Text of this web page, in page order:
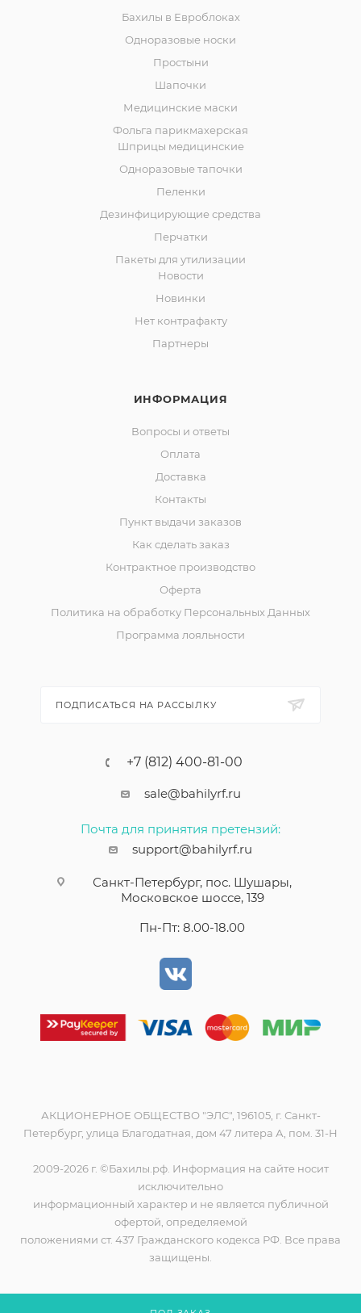
Бахилы в Евроблоках
Одноразовые носки
Простыни
Шапочки
Медицинские маски
Фольга парикмахерская
Шприцы медицинские
Одноразовые тапочки
Пеленки
Дезинфицирующие средства
Перчатки
Пакеты для утилизации
Новости
Новинки
Нет контрафакту
Партнеры
ИНФОРМАЦИЯ
Вопросы и ответы
Оплата
Доставка
Контакты
Пункт выдачи заказов
Как сделать заказ
Контрактное производство
Оферта
Политика на обработку Персональных Данных
Программа лояльности
ПОДПИСАТЬСЯ НА РАССЫЛКУ
+7 (812) 400-81-00
sale@bahilyrf.ru
Почта для принятия претензий:
support@bahilyrf.ru
Санкт-Петербург, пос. Шушары,
Московское шоссе, 139
Пн-Пт: 8.00-18.00
АКЦИОНЕРНОЕ ОБЩЕСТВО "ЭЛС", 196105, г. Санкт-
Петербург, улица Благодатная, дом 47 литера А, пом. 31-Н
2009-2026 г. ©Бахилы.рф. Информация на сайте носит
исключительно
информационный характер и не является публичной
офертой, определяемой
положениями ст. 437 Гражданского кодекса РФ. Все права
защищены.